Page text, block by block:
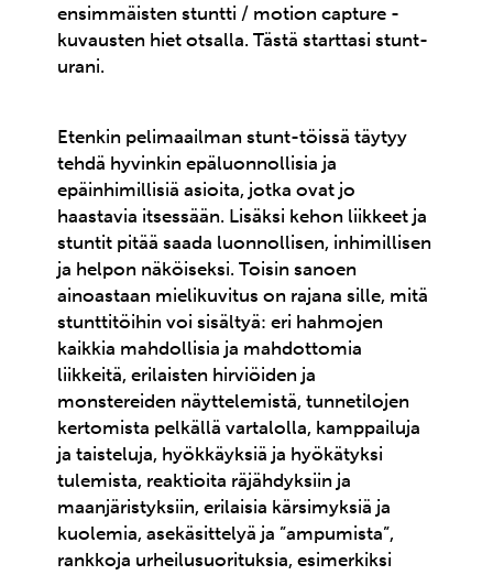
ensimmäisten stuntti / motion capture -
kuvausten hiet otsalla. Tästä starttasi stunt-
urani.
Etenkin pelimaailman stunt-töissä täytyy
tehdä hyvinkin epäluonnollisia ja
epäinhimillisiä asioita, jotka ovat jo
haastavia itsessään. Lisäksi kehon liikkeet ja
stuntit pitää saada luonnollisen, inhimillisen
ja helpon näköiseksi. Toisin sanoen
ainoastaan mielikuvitus on rajana sille, mitä
stunttitöihin voi sisältyä: eri hahmojen
kaikkia mahdollisia ja mahdottomia
liikkeitä, erilaisten hirviöiden ja
monstereiden näyttelemistä, tunnetilojen
kertomista pelkällä vartalolla, kamppailuja
ja taisteluja, hyökkäyksiä ja hyökätyksi
tulemista, reaktioita räjähdyksiin ja
maanjäristyksiin, erilaisia kärsimyksiä ja
kuolemia, asekäsittelyä ja ”ampumista”,
rankkoja urheilusuorituksia, esimerkiksi